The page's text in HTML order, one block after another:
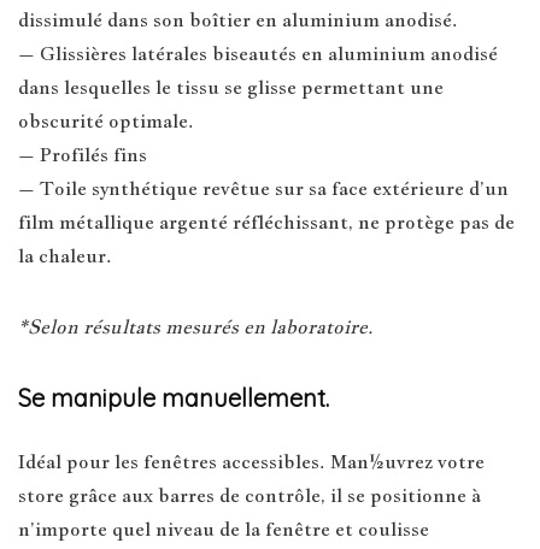
dissimulé dans son boîtier en aluminium anodisé.
– Glissières latérales biseautés en aluminium anodisé
dans lesquelles le tissu se glisse permettant une
obscurité optimale.
– Profilés fins
– Toile synthétique revêtue sur sa face extérieure d’un
film métallique argenté réfléchissant, ne protège pas de
la chaleur.
*Selon résultats mesurés en laboratoire.
Se manipule manuellement.
Idéal pour les fenêtres accessibles. Man½uvrez votre
store grâce aux barres de contrôle, il se positionne à
n’importe quel niveau de la fenêtre et coulisse